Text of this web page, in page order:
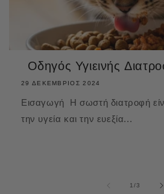
Οδηγός Υγιεινής
29 ΔΕΚΈΜΒΡΙΟΣ 2024
Εισαγωγή Η σωστή διατροφή
την υγεία και την ευεξία...
1/από
3